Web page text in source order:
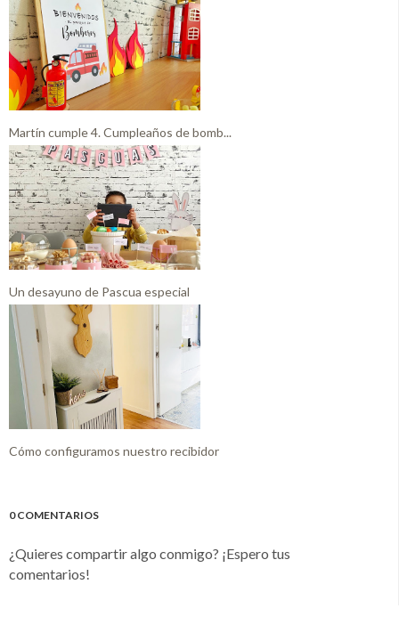
Martín cumple 4. Cumpleaños de bomb...
Un desayuno de Pascua especial
Cómo configuramos nuestro recibidor
0 COMENTARIOS
¿Quieres compartir algo conmigo? ¡Espero tus
comentarios!